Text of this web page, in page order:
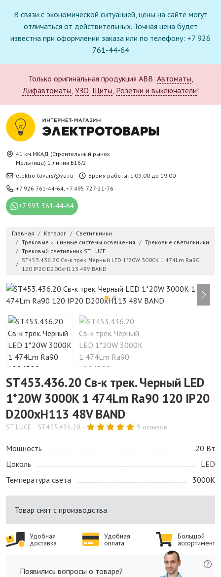
В связи с экономической ситуацией, цены на сайте могут
отличаться от действительных. Точная цена будет
известна при оформлении заказа или по телефону: +7 926
761-44-64
Только оригинальная продукция ABB: Автоматы,
Дифавтоматы, УЗО, Щиты, Розетки и выключатели!
41 км.МКАД (Строительный рынок
Мельница) 1 линия Б16/2
elektro-tovars@ya.ru
Время работы: с 09.00 до 19.00
+7 926 761-44-64, +7 495 727-21-76
+7 993 361-44-64
Главная Каталог
Светильники
Трековые и шинные системы освещения
Трековые светильники
Трековый светильник ST LUCE
ST453.436.20 Св-к трек. Черный LED 1*20W 3000K 1 474Lm Ra90
120 IP20 D200xH113 48V BAND
ST453.436.20 Св-к трек. Черный LED
1*20W 3000K 1 474Lm Ra90 120 IP20
D200xH113 48V BAND
ST LUCE ST453.436.20 9 отзывов
Мощность
20 Bт
Цоколь
LED
Температура света
3000K
Товар снят с производства
Удобная
доставка
Удобная
оплата
Большой
ассортимент
Появились вопросы о товаре?